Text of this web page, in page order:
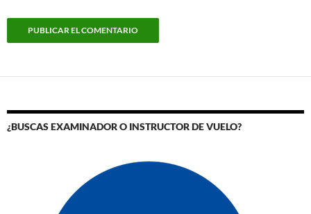
¿BUSCAS EXAMINADOR O INSTRUCTOR DE VUELO?